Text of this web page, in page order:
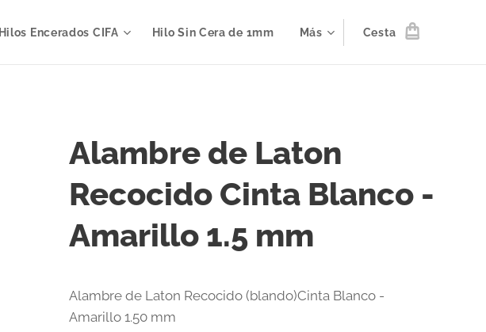
Hilos Encerados CIFA Hilo Sin Cera de 1mm Más Cesta
Alambre de Laton
Recocido Cinta Blanco -
Amarillo 1.5 mm
Alambre de Laton Recocido (blando)Cinta Blanco -
Amarillo 1.50 mm